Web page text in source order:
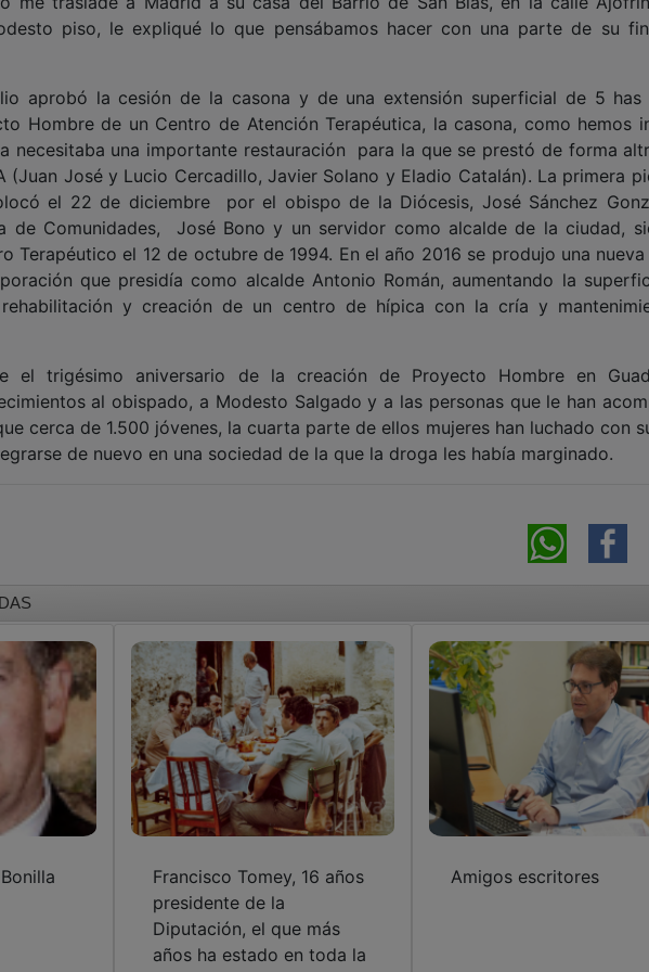
piso, le expliqué lo que pensábamos hacer con una parte de su
aprobó la cesión de la casona y de una extensión superficial de 5 has
Hombre de un Centro de Atención Terapéutica, la casona, como hemos
necesitaba una importante restauración para la que se prestó de forma
(Juan José y Lucio Cercadillo, Javier Solano y Eladio Catalán). La primera
el 22 de diciembre por el obispo de la Diócesis, José Sánchez
de Comunidades, José Bono y un servidor como alcalde de la ciudad,
Terapéutico el 12 de octubre de 1994. En el año 2016 se produjo una
que presidía como alcalde Antonio Román, aumentando la
y creación de un centro de hípica con la cría y
el trigésimo aniversario de la creación de Proyecto Hombre en
al obispado, a Modesto Salgado y a las personas que le han
cerca de 1.500 jóvenes, la cuarta parte de ellos mujeres han luchado con
de nuevo en una sociedad de la que la droga les había marginado.
Francisco Tomey, 16 años
presidente de la
Diputación, el que más
años ha estado en toda la
Amigos escritores